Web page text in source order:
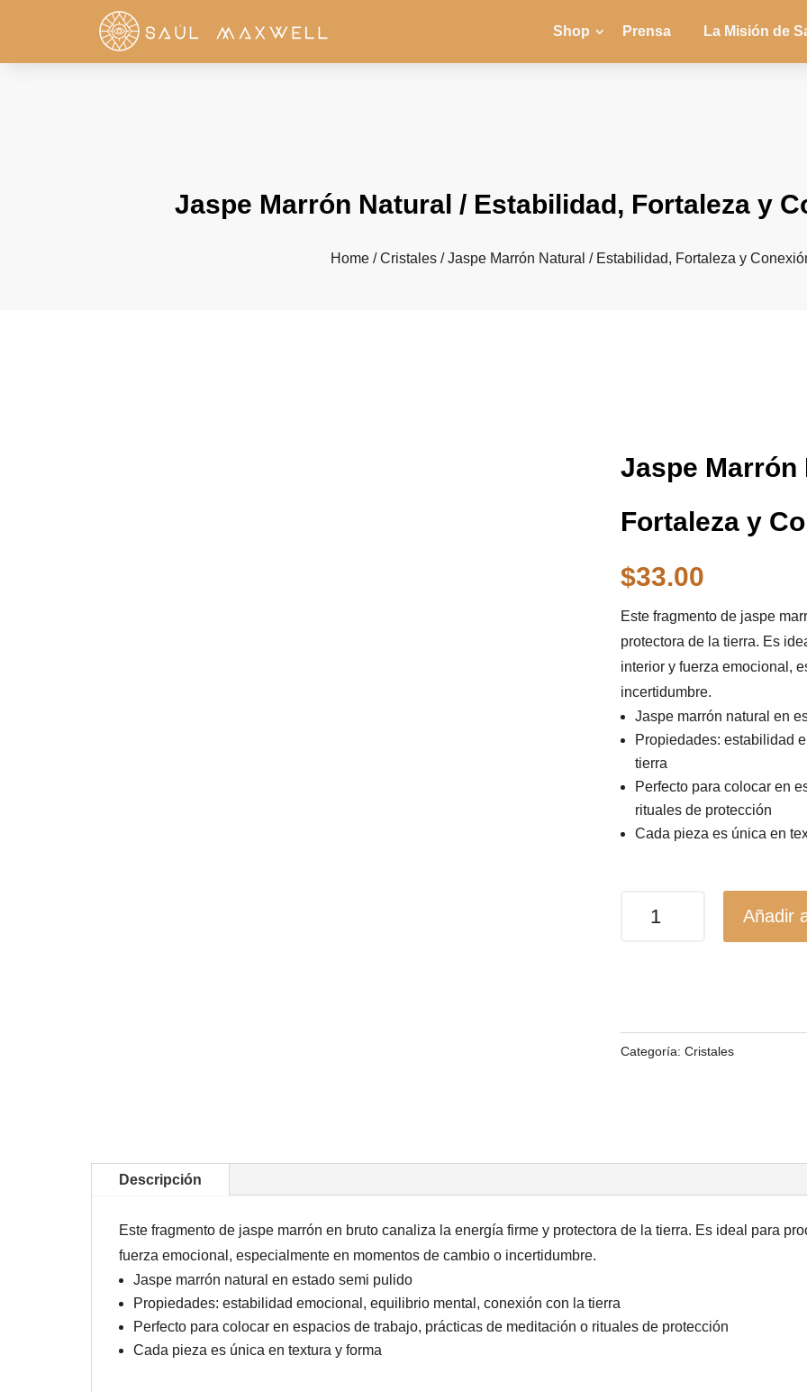
Shop Prensa La Misión de
Jaspe Marrón Natural / Estabilidad, Fortaleza y
Home /Cristales / Jaspe Marrón Natural / Estabilidad, Fortaleza y
Jaspe Marrón
Fortaleza y
$33.00
Este fragmento de jaspe
protectora de la tierra. Es
interior y fuerza emocional,
incertidumbre.
Jaspe marrón natural en
Propiedades: estabilidad
tierra
Perfecto para colocar en
rituales de protección
Cada pieza es única en
Marrón
y
Añadir
Categoría: Cristales
Descripción
Este fragmento de jaspe marrón en bruto canaliza la energía firme y protectora de la tierra. Es ideal para
fuerza emocional, especialmente en momentos de cambio o incertidumbre.
Jaspe marrón natural en estado semi pulido
Propiedades: estabilidad emocional, equilibrio mental, conexión con la tierra
Perfecto para colocar en espacios de trabajo, prácticas de meditación o rituales de protección
Cada pieza es única en textura y forma